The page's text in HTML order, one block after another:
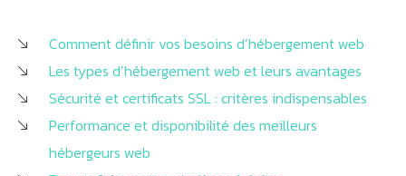
Comment définir vos besoins d’hébergement web
Les types d’hébergement web et leurs avantages
Sécurité et certificats SSL : critères indispensables
Performance et disponibilité des meilleurs
hébergeurs web